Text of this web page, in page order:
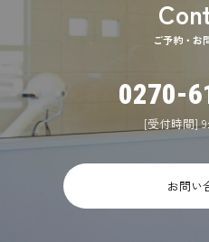
ご予約・お
0270-
[受付時間]
お問い